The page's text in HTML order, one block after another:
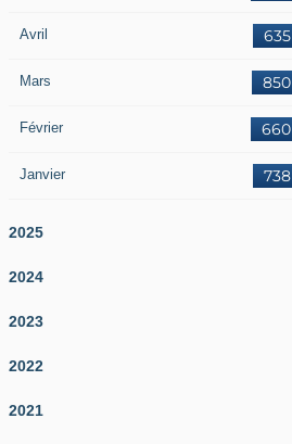
Avril 635
Mars 850
Février 660
Janvier 738
2025
2024
2023
2022
2021